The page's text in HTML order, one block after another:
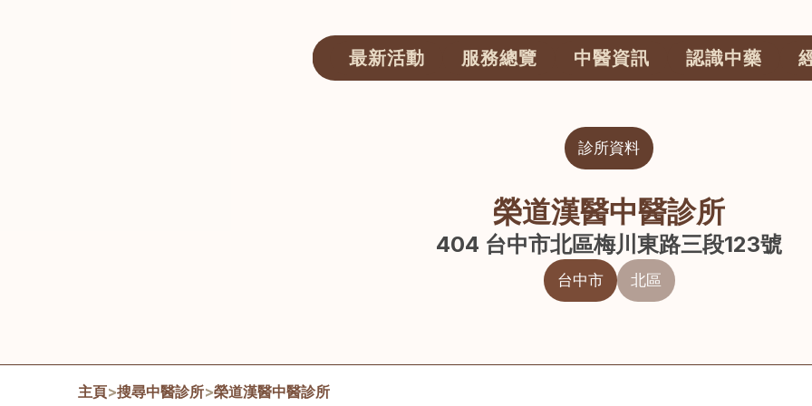
最新活動 服務總覽 中醫資訊 認識中藥
診所資料
榮道漢醫中醫診所
404 台中市北區梅川東路三段123號
台中市 北區
主頁>搜尋中醫診所>榮道漢醫中醫診所